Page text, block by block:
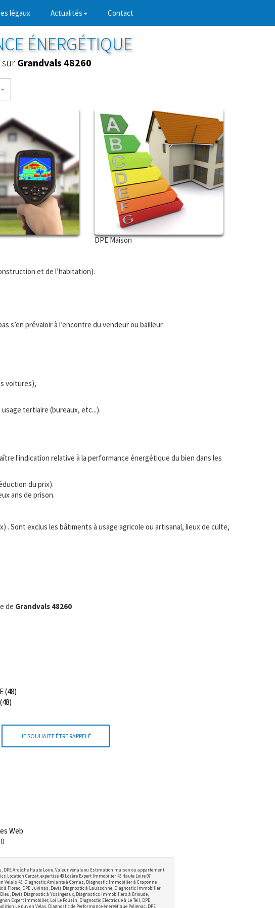
légaux Actualités Contact
ÉNERGÉTIQUE
surGrandvals 48260
DPE Maison
et de l’habitation).
s’en prévaloir à l’encontre du vendeur ou bailleur.
voitures),
tertiaire (bureaux, etc...).
l'indication relative à la performance énergétique du bien dans les
du prix).
ans de prison.
Sont exclus les bâtiments à usage agricole ou artisanal, lieux de culte,
de Grandvals 48260
(48)
JE SOUHAITE ÊTRE RAPPELÉ
Web
DPE Ardèche Haute Loire, Valeur vénale ou Estimation maison ou appartement
Location Cerzat, expertise 48 Lozère Expert Immobilier 43 Haute Loire 07
Velais 43. Diagnostic Amiante à Cornas, Diagnostic Immobilier à Craponne
à Florac, DPE Juvinas, Devis Diagnostic à Laussonne, Diagnostic Immobilier
Devis Diagnostic à Yssingeaux, Diagnostics Immobiliers à Brioude,
Expert Immobilier, Loi Le Pouzin, Diagnostic Electrique à Le Teil, DPE
Le puy en Velay, Diagnostic de Performance énergétique Polignac, DPE